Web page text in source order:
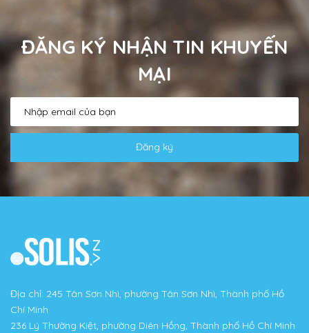
ĐĂNG KÝ NHẬN TIN KHUYẾN
MẠI
Đăng ký
Địa chỉ: 245 Tân Sơn Nhì, phường Tân Sơn Nhì, Thành phố Hồ
Chí Minh
236 Lý Thường Kiệt, phường Diên Hồng, Thành phố Hồ Chí Minh